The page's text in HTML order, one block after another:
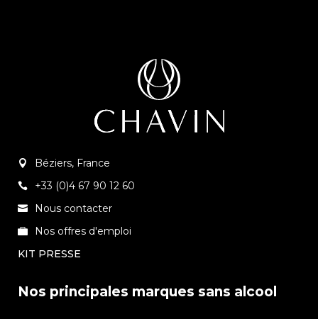
Béziers, France
+33 (0)4 67 90 12 60
Nous contacter
Nos offres d'emploi
KIT PRESSE
Nos principales marques sans alcool